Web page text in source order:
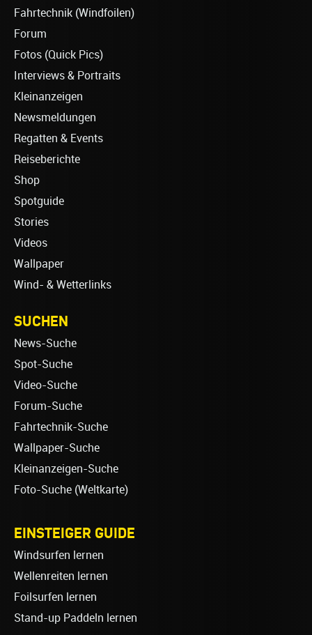
Fahrtechnik (Windfoilen)
Forum
Fotos (Quick Pics)
Interviews & Portraits
Kleinanzeigen
Newsmeldungen
Regatten & Events
Reiseberichte
Shop
Spotguide
Stories
Videos
Wallpaper
Wind- & Wetterlinks
SUCHEN
News-Suche
Spot-Suche
Video-Suche
Forum-Suche
Fahrtechnik-Suche
Wallpaper-Suche
Kleinanzeigen-Suche
Foto-Suche (Weltkarte)
EINSTEIGER GUIDE
Windsurfen lernen
Wellenreiten lernen
Foilsurfen lernen
Stand-up Paddeln lernen